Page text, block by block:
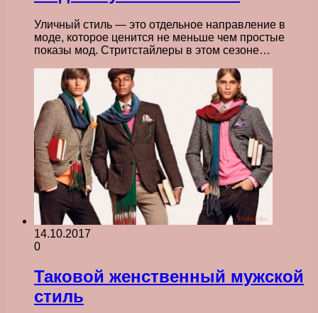
Уличный стиль — это отдельное направление в
моде, которое ценится не меньше чем простые
показы мод. Стритстайлеры в этом сезоне…
14.10.2017
0
Таковой женственный мужской
стиль